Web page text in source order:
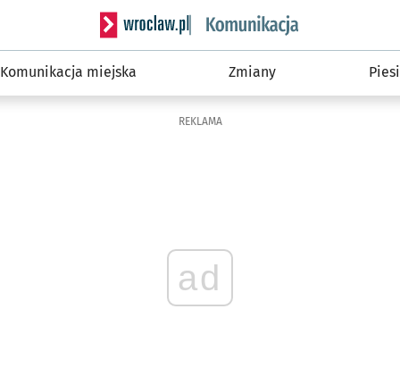
Serwis informacyjny wroclaw.pl podserwis:
Komunikacja miejska Zmiany Piesi
REKLAMA
ad